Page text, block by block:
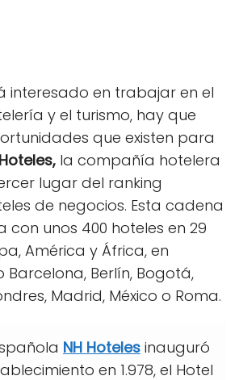
interesado en trabajar en el
y el turismo, hay que
que existen para
la compañía hotelera
lugar del ranking
de negocios. Esta cadena
con unos 400 hoteles en 29
América y África, en
Berlín, Bogotá,
Madrid, México o Roma.
NH Hoteles inauguró
en 1.978, el Hotel